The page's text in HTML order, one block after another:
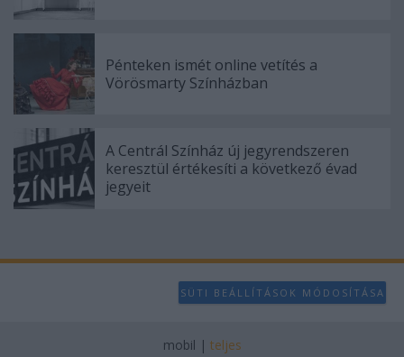
Pénteken ismét online vetítés a
Vörösmarty Színházban
A Centrál Színház új jegyrendszeren
keresztül értékesíti a következő évad
jegyeit
SÜTI BEÁLLÍTÁSOK MÓDOSÍTÁSA
mobil | teljes